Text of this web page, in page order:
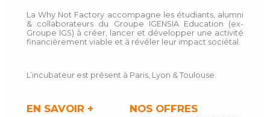
La Why Not Factory accompagne les étudiants, alumni
& collaborateurs du Groupe IGENSIA Education (ex-
Groupe IGS) à créer, lancer et développer une activité
financièrement viable et à révéler leur impact sociétal.
L’incubateur est présent à Paris, Lyon & Toulouse.
NOS OFFRES
EN SAVOIR +